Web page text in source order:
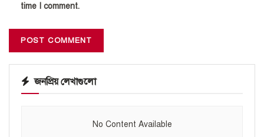
time I comment.
জনপ্রিয় লেখাগুলো
No Content Available